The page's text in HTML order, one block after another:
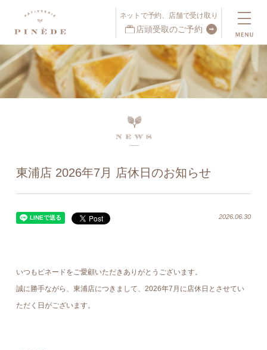
ネットで予約、店舗で受け取り
店頭受取のご予約
ネットで予約、店舗で受け取り
店頭受取予約受付中！
東浦店 2026年7月 店休日のお知らせ
2026.06.30
いつもピネードをご愛顧いただきありがとうございます。
誠に勝手ながら、東浦店につきまして、2026年7月に店休日とさせてい
ただく日がございます。